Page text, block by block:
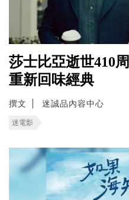
莎士比亞逝世410
重新回味經典
撰文 迷誠品內容中心
迷電影